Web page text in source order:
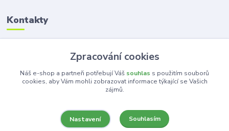
Kontakty
Zákaznická podpora
+420 603 100 966
(Po-Pá, 8-16 hod.)
Zpracování cookies
Náš e-shop a partneři potřebují Váš souhlas s použitím souborů
cookies, aby Vám mohli zobrazovat informace týkající se Vašich
zájmů.
Nastavení Souhlasím